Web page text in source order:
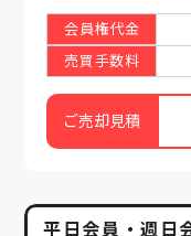
会員権代金
売買手数料
ご売却見積
平日会員・週日